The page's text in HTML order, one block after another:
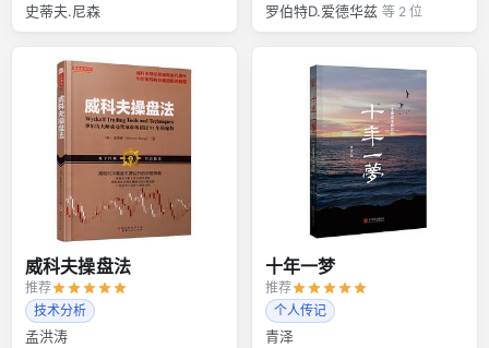
史蒂夫.尼森 罗伯特D.爱德华兹 等 2 位
威科夫操盘法
推荐
技术分析
孟洪涛
十年一梦
推荐
个人传记
青泽